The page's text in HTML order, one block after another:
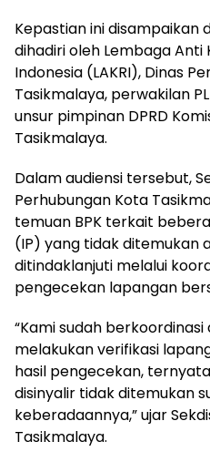
Kepastian ini disampaikan
dihadiri oleh Lembaga Anti
Indonesia (LAKRI), Dinas
Tasikmalaya, perwakilan
unsur pimpinan DPRD
Tasikmalaya.
Dalam audiensi tersebut,
Perhubungan Kota
temuan BPK terkait
(IP) yang tidak ditemukan
ditindaklanjuti melalui
pengecekan lapangan
“Kami sudah berkoordinasi
melakukan verifikasi
hasil pengecekan,
disinyalir tidak ditemukan
keberadaannya,” ujar
Tasikmalaya.